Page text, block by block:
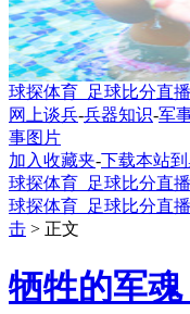
球探体育_足球比分直
网上谈兵-兵器知识-军
事图片
加入收藏夹-下载本站
球探体育_足球比分直
球探体育_足球比分直
击 > 正文
牺牲的军